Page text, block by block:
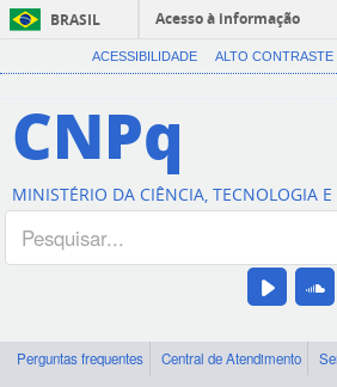
BRASIL
Acesso à informação
ACESSIBILIDADE ALTO CONTRASTE
CNPq
MINISTÉRIO DA CIÊNCIA, TECNOLOGIA E
Perguntas frequentes Central de Atendimento